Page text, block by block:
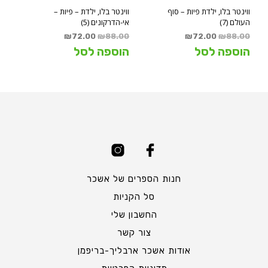
ווינטר בלו, ילדת פיות – סוף
העולם (7)
₪88.00
המחיר
המקורי
היה:
₪72.00
המחיר
הוספה לסל
ווינטר בלו, ילדת – פיות –
אי-הדרקונים (5)
₪88.00
המחיר
המקורי
היה:
₪72.00
המחיר
הוספה לסל
חנות הספרים של אשכר
סל הקניות
החשבון שלי
צור קשר
אודות אשכר ארבליך-בריפמן